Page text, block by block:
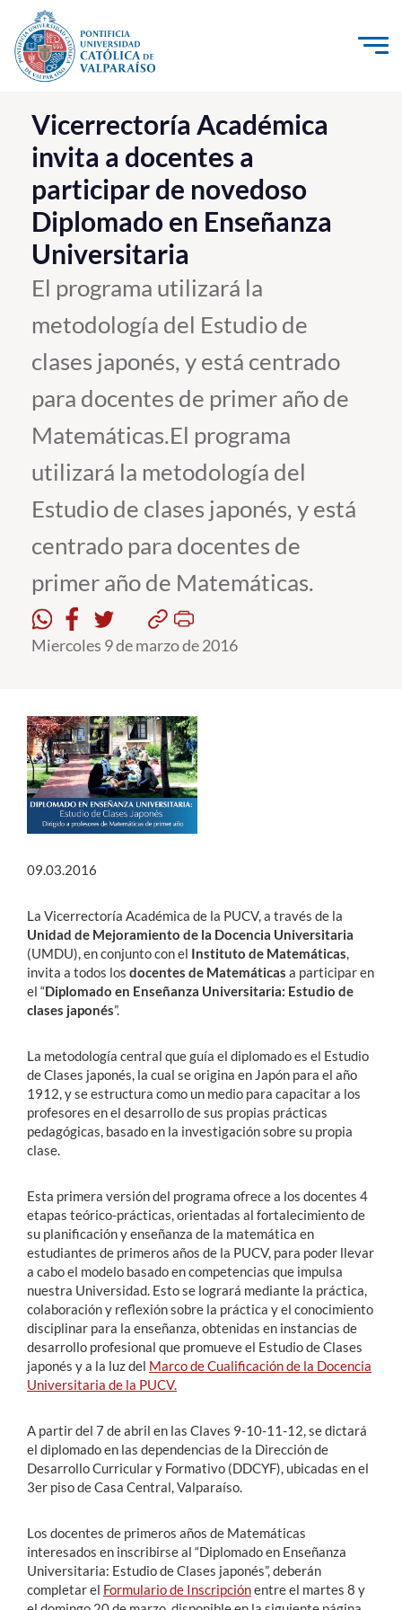
Click acá para ir directamente al contenido
La Universidad
Investigación, Creación e Innovación
PUCV Internacional
Vinculación con el Medio
Admisión
Pregrado
Postgrado
Formación Continua
Académicos
Funcionarios
Alumni
English
Vicerrectoría Académica
invita a docentes a
participar de novedoso
Diplomado en Enseñanza
Universitaria
El programa utilizará la
metodología del Estudio de
clases japonés, y está centrado
para docentes de primer año de
Matemáticas.El programa
utilizará la metodología del
Estudio de clases japonés, y está
centrado para docentes de
primer año de Matemáticas.
Miercoles 9 de marzo de 2016
09.03.2016
La Vicerrectoría Académica de la PUCV, a través de la
Unidad de Mejoramiento de la Docencia Universitaria
(UMDU), en conjunto con el Instituto de Matemáticas,
invita a todos los docentes de Matemáticas a participar en
el “Diplomado en Enseñanza Universitaria: Estudio de
clases japonés”.
La metodología central que guía el diplomado es el Estudio
de Clases japonés, la cual se origina en Japón para el año
1912, y se estructura como un medio para capacitar a los
profesores en el desarrollo de sus propias prácticas
pedagógicas, basado en la investigación sobre su propia
clase.
Esta primera versión del programa ofrece a los docentes 4
etapas teórico-prácticas, orientadas al fortalecimiento de
su planificación y enseñanza de la matemática en
estudiantes de primeros años de la PUCV, para poder llevar
a cabo el modelo basado en competencias que impulsa
nuestra Universidad. Esto se logrará mediante la práctica,
colaboración y reflexión sobre la práctica y el conocimiento
disciplinar para la enseñanza, obtenidas en instancias de
desarrollo profesional que promueve el Estudio de Clases
japonés y a la luz del Marco de Cualificación de la Docencia
Universitaria de la PUCV.
A partir del 7 de abril en las Claves 9-10-11-12, se dictará
el diplomado en las dependencias de la Dirección de
Desarrollo Curricular y Formativo (DDCYF), ubicadas en el
3er piso de Casa Central, Valparaíso.
Los docentes de primeros años de Matemáticas
interesados en inscribirse al “Diplomado en Enseñanza
Universitaria: Estudio de Clases japonés”, deberán
completar el Formulario de Inscripciónentre el martes 8 y